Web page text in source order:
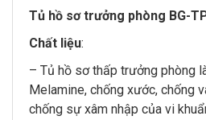
Tủ hồ sơ trưởng phòng BG-
Chất liệu:
– Tủ hồ sơ thấp trưởng phòng
Melamine, chống xước, chống
chống sự xâm nhập của vi